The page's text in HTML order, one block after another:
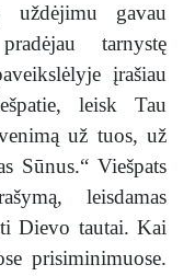
gavau
tarnystę
įrašiau
leisk Tau
už tuos, už
Sūnus.“ Viešpats
leisdamas
Dievo tautai. Kai
prisiminimuose.